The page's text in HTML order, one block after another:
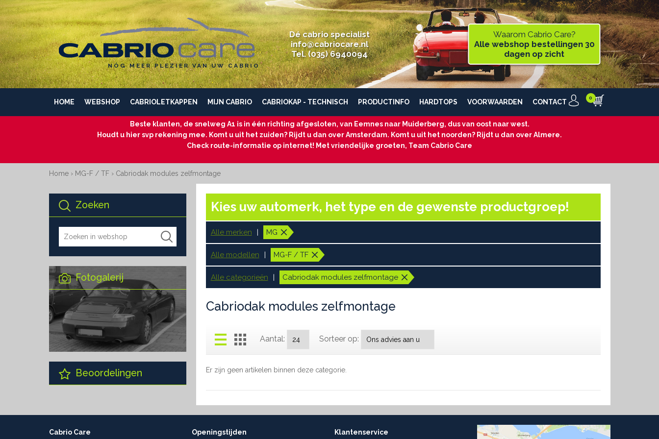
NÓG MEER PLEZIER VAN UW CABRIO
Dé cabrio specialist
info@cabriocare.nl
Tel. (035) 6940094
Waarom Cabrio Care?
Alle webshop bestellingen 30
dagen op zicht
HOME WEBSHOP CABRIOLETKAPPEN MIJN CABRIO CABRIOKAP - TECHNISCH PRODUCTINFO HARDTOPS VOORWAARDEN CONTACT
Beste klanten, de snelweg A1 is in één richting afgesloten, van Eemnes naar Muiderberg, dus van oost naar west.
Houdt u hier svp rekening mee. Komt u uit het zuiden? Rijdt u dan over Amsterdam. Komt u uit het noorden? Rijdt u dan over Almere.
Check route-informatie op internet! Met vriendelijke groeten, Team Cabrio Care
Home› MG-F / TF› Cabriodak modules zelfmontage
Zoeken
Fotogalerij
Beoordelingen
Kies uw automerk, het type en de gewenste productgroep!
Alle merken MG
Alle modellen MG-F / TF
Alle categorieën Cabriodak modules zelfmontage
Cabriodak modules zelfmontage
Aantal: Sorteer op:
Er zijn geen artikelen binnen deze categorie.
Cabrio Care Openingstijden Klantenservice